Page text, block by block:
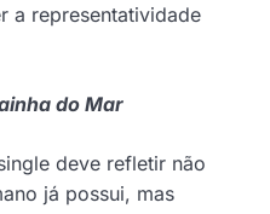
a representatividade
do Mar
deve refletir não
já possui, mas